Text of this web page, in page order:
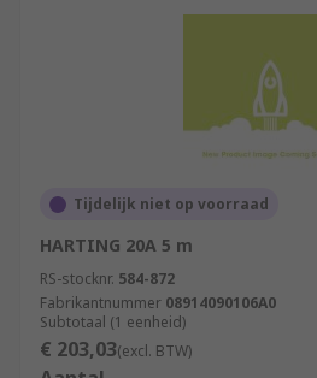
Tijdelijk niet op voorraad
HARTING 20A 5 m
RS-stocknr. 584-872
Fabrikantnummer 08914090106A0
Subtotaal (1 eenheid)
€ 203,03(excl. BTW)